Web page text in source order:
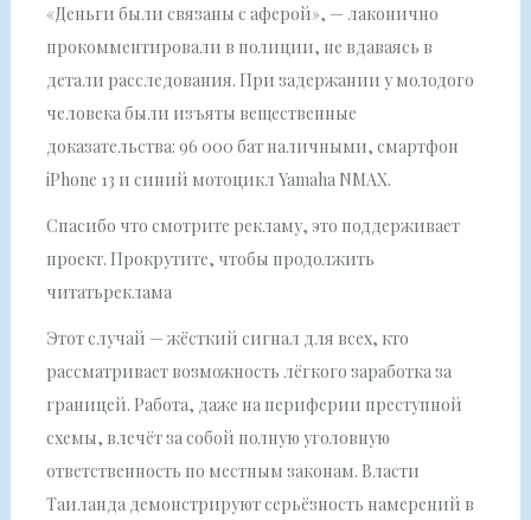
«Деньги были связаны с аферой», — лаконично
прокомментировали в полиции, не вдаваясь в
детали расследования. При задержании у молодого
человека были изъяты вещественные
доказательства: 96 000 бат наличными, смартфон
iPhone 13 и синий мотоцикл Yamaha NMAX.
Спасибо что смотрите рекламу, это поддерживает
проект. Прокрутите, чтобы продолжить
читатьреклама
Этот случай — жёсткий сигнал для всех, кто
рассматривает возможность лёгкого заработка за
границей. Работа, даже на периферии преступной
схемы, влечёт за собой полную уголовную
ответственность по местным законам. Власти
Таиланда демонстрируют серьёзность намерений в